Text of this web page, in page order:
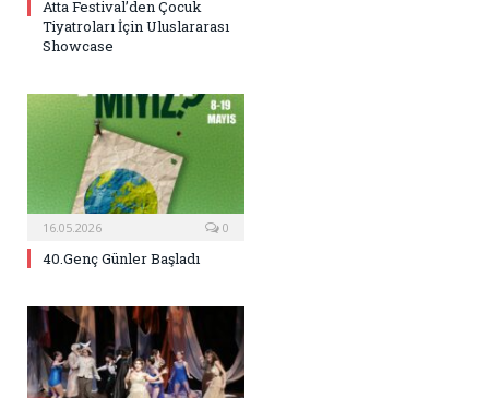
Atta Festival’den Çocuk
Tiyatroları İçin Uluslararası
Showcase
16.05.2026 0
40.Genç Günler Başladı